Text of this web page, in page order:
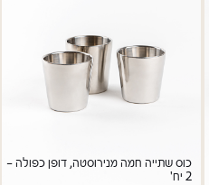
כוס שתייה חמה מנירוסטה, דופן כפולה -
2 יח'